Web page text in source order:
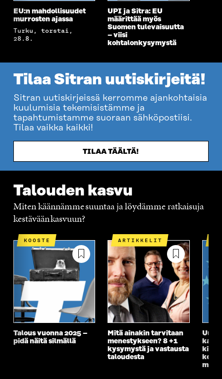
EU:n mahdollisuudet
murrosten ajassa
Turku, torstai,
28.8.
UPI ja Sitra: EU
määrittää myös
Suomen tulevaisuutta
– viisi
kohtalonkysymystä
Tilaa Sitran uutiskirjeitä!
Sitran uutiskirjeissä kerromme ajankohtaisia
kuulumisia tekemisistämme ja
tapahtumistamme suoraan sähköpostiisi.
Tilaa vaikka kaikki!
TILAA TÄÄLTÄ!
Talouden kasvu
Miten käännämme suuntaa ja löydämme ratkaisuja
kestävään kasvuun?
KOOSTE
Talous vuonna 2025 –
pidä näitä silmällä
ARTIKKELIT
Mitä ainakin tarvitaan
menestykseen? 8 +1
kysymystä ja vastausta
taloudesta
Uusi